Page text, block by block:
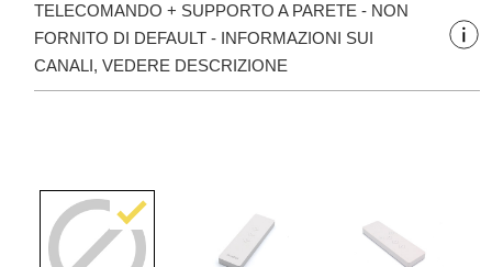
TELECOMANDO + SUPPORTO A PARETE - NON
FORNITO DI DEFAULT - INFORMAZIONI SUI
CANALI, VEDERE DESCRIZIONE